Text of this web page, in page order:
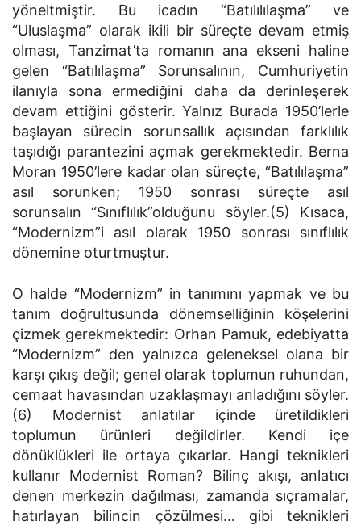
yöneltmiştir. Bu icadın “Batılılılaşma” ve
“Uluslaşma” olarak ikili bir süreçte devam etmiş
olması, Tanzimat’ta romanın ana ekseni haline
gelen “Batılılaşma” Sorunsalının, Cumhuriyetin
ilanıyla sona ermediğini daha da derinleşerek
devam ettiğini gösterir. Yalnız Burada 1950’lerle
başlayan sürecin sorunsallık açısından farklılık
taşıdığı parantezini açmak gerekmektedir. Berna
Moran 1950’lere kadar olan süreçte, “Batılılaşma”
asıl sorunken; 1950 sonrası süreçte asıl
sorunsalın “Sınıflılık”olduğunu söyler.(5) Kısaca,
“Modernizm”i asıl olarak 1950 sonrası sınıflılık
dönemine oturtmuştur.
O halde “Modernizm” in tanımını yapmak ve bu
tanım doğrultusunda dönemselliğinin köşelerini
çizmek gerekmektedir: Orhan Pamuk, edebiyatta
“Modernizm” den yalnızca geleneksel olana bir
karşı çıkış değil; genel olarak toplumun ruhundan,
cemaat havasından uzaklaşmayı anladığını söyler.
(6) Modernist anlatılar içinde üretildikleri
toplumun ürünleri değildirler. Kendi içe
dönüklükleri ile ortaya çıkarlar. Hangi teknikleri
kullanır Modernist Roman? Bilinç akışı, anlatıcı
denen merkezin dağılması, zamanda sıçramalar,
hatırlayan bilincin çözülmesi… gibi teknikleri